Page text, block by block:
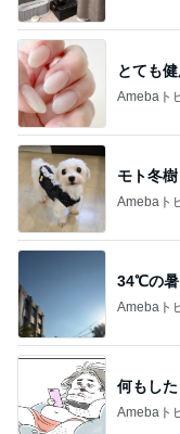
とても
Amebaト
モト冬
Amebaト
34℃の暑
Amebaト
何もし
Amebaト